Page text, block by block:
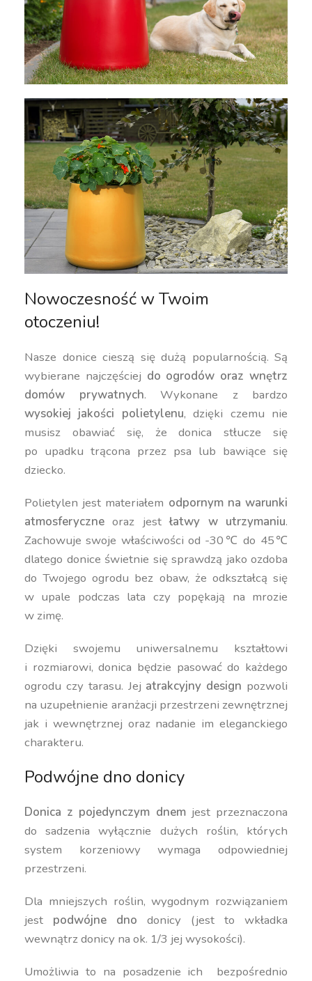
Nowoczesność w Twoim
otoczeniu!
Nasze donice cieszą się dużą popularnością. Są
wybierane najczęściej do ogrodów oraz wnętrz
domów prywatnych. Wykonane z bardzo
wysokiej jakości polietylenu, dzięki czemu nie
musisz obawiać się, że donica stłucze się
po upadku trącona przez psa lub bawiące się
dziecko.
Polietylen jest materiałem odpornym na warunki
atmosferyczne oraz jestłatwy w utrzymaniu.
Zachowuje swoje właściwości od -30℃ do 45℃
dlatego donice świetnie się sprawdzą jako ozdoba
do Twojego ogrodu bez obaw, że odkształcą się
w upale podczas lata czy popękają na mrozie
w zimę.
Dzięki swojemu uniwersalnemu kształtowi
i rozmiarowi, donica będzie pasować do każdego
ogrodu czy tarasu. Jej atrakcyjny design pozwoli
na uzupełnienie aranżacji przestrzeni zewnętrznej
jak i wewnętrznej oraz nadanie im eleganckiego
charakteru.
Podwójne dno donicy
Donica z pojedynczym dnemjest przeznaczona
do sadzenia wyłącznie dużych roślin, których
system korzeniowy wymaga odpowiedniej
przestrzeni.
Dla mniejszych roślin, wygodnym rozwiązaniem
jest podwójne dno donicy (jest to wkładka
wewnątrz donicy na ok. 1/3 jej wysokości).
Umożliwia to na posadzenie ich bezpośrednio